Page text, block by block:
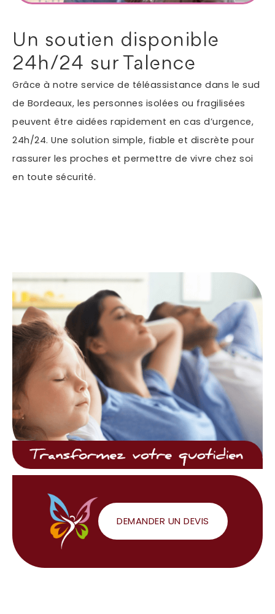
Un soutien disponible
24h/24 sur Talence
Grâce à notre service de téléassistance dans le sud
de Bordeaux, les personnes isolées ou fragilisées
peuvent être aidées rapidement en cas d’urgence,
24h/24. Une solution simple, fiable et discrète pour
rassurer les proches et permettre de vivre chez soi
en toute sécurité.
DEMANDER UN DEVIS
En soumettant ce formulaire, j'accepte que les
de ma demande.